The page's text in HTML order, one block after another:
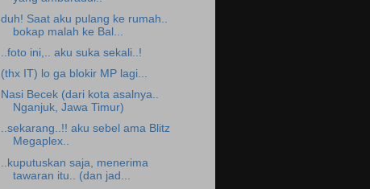
duh! Saat aku pulang ke rumah..
bokap malah ke Bal...
..foto ini,.. aku suka sekali..!
(thx IT) lo ga blokir MP lagi...
Nasi Becek (dari kota asalnya..
Nganjuk, Jawa Timur)
..sekarang..!! aku sebel ama Blitz
Megaplex..
..kuputuskan saja, menerima
tawaran itu.. (dan jad...